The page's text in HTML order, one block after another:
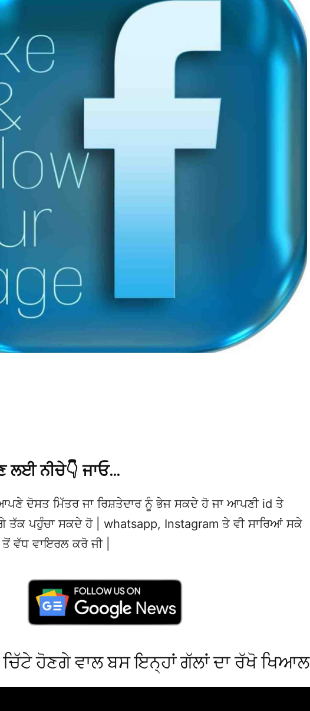
ਲਈ ਨੀਚੇ👇 ਜਾਓ…
ਦੋਸਤ ਮਿੱਤਰ ਜਾ ਰਿਸ਼ਤੇਦਾਰ ਨੂੰ ਭੇਜ ਸਕਦੇ ਹੋ ਜਾ ਆਪਣੀ id ਤੇ
ਪਹੁੰਚਾ ਸਕਦੇ ਹੋ | whatsapp, Instagram ਤੇ ਵੀ ਸਾਰਿਆਂ ਸਕੇ
ਵੱਧ ਵਾਇਰਲ ਕਰੋ ਜੀ |
ਹੋਣਗੇ ਵਾਲ ਬਸ ਇਨ੍ਹਾਂ ਗੱਲਾਂ ਦਾ ਰੱਖੋ ਖਿਆਲ